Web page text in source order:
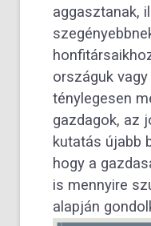
aggasztanak,
országuk
ténylegesen
gazdagok, az
kutatás újabb
hogy a
is mennyire
alapján